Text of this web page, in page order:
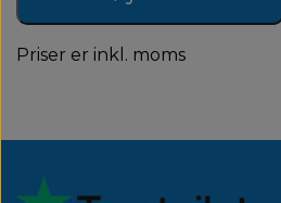
Priser er inkl. moms